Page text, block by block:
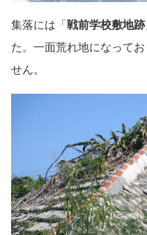
集落には「 戦前学校敷地跡
た。一面荒れ地になって
せん。